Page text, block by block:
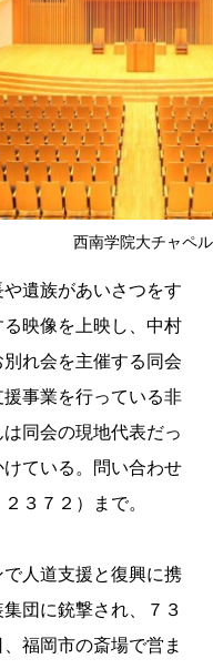
西南学院大チャペル
遺族があいさつをす
映像を上映し、中村
れ会を主催する同会
事業を行っている非
同会の現地代表だっ
ている。問い合わせ
３７２）まで。
人道支援と復興に携
団に銃撃され、７３
福岡市の斎場で営ま